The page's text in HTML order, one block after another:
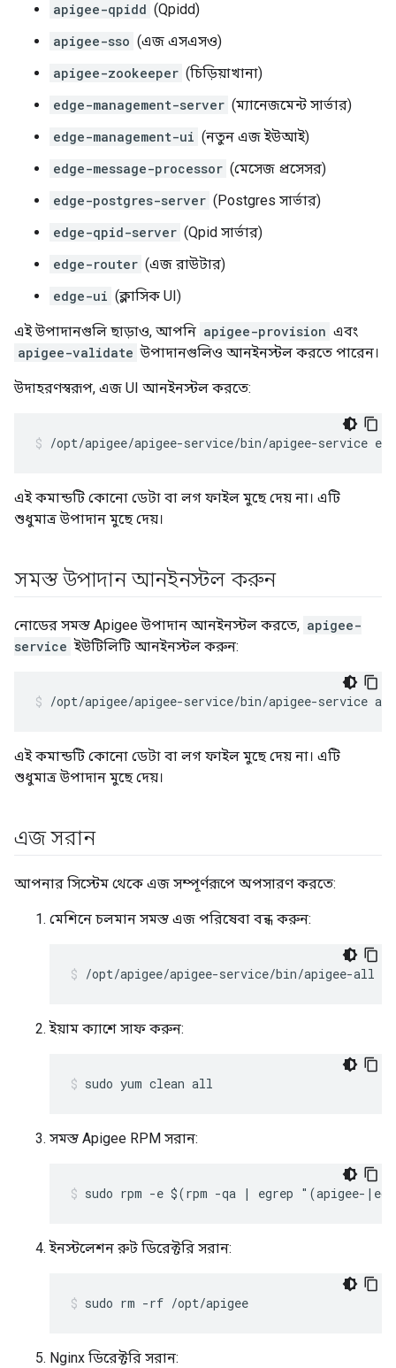
apigee-qpidd (Qpidd)
apigee-sso (এজ এসএসও)
apigee-zookeeper (চিড়িয়াখানা)
edge-management-server (ম্যানেজমেন্ট সার্ভার)
edge-management-ui (নতুন এজ ইউআই)
edge-message-processor (মেসেজ প্রসেসর)
edge-postgres-server (Postgres সার্ভার)
edge-qpid-server (Qpid সার্ভার)
edge-router (এজ রাউটার)
edge-ui (ক্লাসিক UI)
এই উপাদানগুলি ছাড়াও, আপনি apigee-provision এবং
apigee-validate উপাদানগুলিও আনইনস্টল করতে পারেন।
উদাহরণস্বরূপ, এজ UI আনইনস্টল করতে:
/opt/apigee/apigee-service/bin/apigee-service
এই কমান্ডটি কোনো ডেটা বা লগ ফাইল মুছে দেয় না। এটি
শুধুমাত্র উপাদান মুছে দেয়।
সমস্ত উপাদান আনইনস্টল করুন
নোডের সমস্ত Apigee উপাদান আনইনস্টল করতে, apigee-
service ইউটিলিটি আনইনস্টল করুন:
/opt/apigee/apigee-service/bin/apigee-service
এই কমান্ডটি কোনো ডেটা বা লগ ফাইল মুছে দেয় না। এটি
শুধুমাত্র উপাদান মুছে দেয়।
এজ সরান
আপনার সিস্টেম থেকে এজ সম্পূর্ণরূপে অপসারণ করতে:
মেশিনে চলমান সমস্ত এজ পরিষেবা বন্ধ করুন:
/opt/apigee/apigee-service/bin/apigee-all
ইয়াম ক্যাশে সাফ করুন:
sudo yum clean all
সমস্ত Apigee RPM সরান:
sudo rpm -e $(rpm -qa | egrep "(apigee-
ইনস্টলেশন রুট ডিরেক্টরি সরান:
sudo rm -rf /opt/apigee
Nginx ডিরেক্টরি সরান: